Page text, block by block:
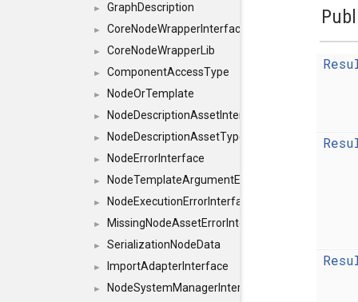
► GraphDescription
► CoreNodeWrapperInterface
► CoreNodeWrapperLib
► ComponentAccessType
► NodeOrTemplate
► NodeDescriptionAssetInterface
► NodeDescriptionAssetTypeInterface
► NodeErrorInterface
► NodeTemplateArgumentErrorInterface
► NodeExecutionErrorInterface
► MissingNodeAssetErrorInterface
► SerializationNodeData
► ImportAdapterInterface
► NodeSystemManagerInterface